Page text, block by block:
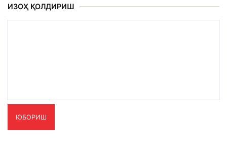
ИЗОҲ ҚОЛДИРИШ
ЮБОРИШ